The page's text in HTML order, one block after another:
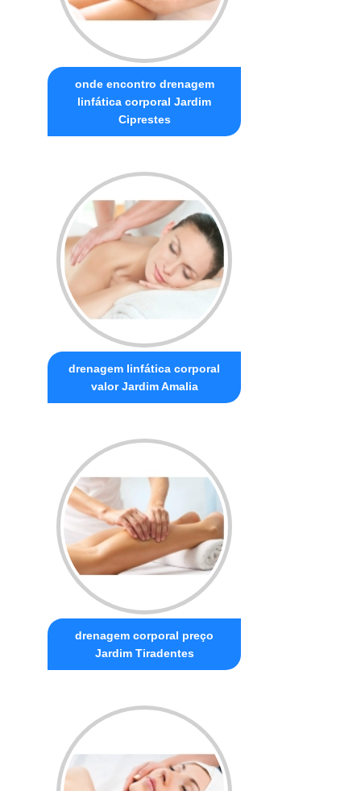
onde encontro drenagem
linfática corporal Jardim
Ciprestes
drenagem linfática corporal
valor Jardim Amalia
drenagem corporal preço
Jardim Tiradentes